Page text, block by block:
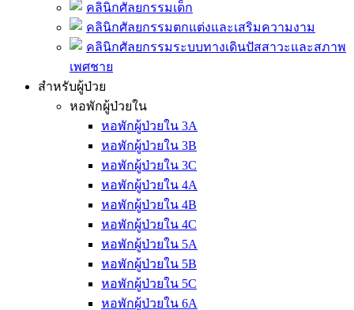
คลินิกศัลยกรรมเด็ก
คลินิกศัลยกรรมตกแต่งและเสริมความงาม
คลินิกศัลยกรรมระบบทางเดินปัสสาวะและสภาพ
เพศชาย
สำหรับผู้ป่วย
หอพักผู้ป่วยใน
หอพักผู้ป่วยใน 3A
หอพักผู้ป่วยใน 3B
หอพักผู้ป่วยใน 3C
หอพักผู้ป่วยใน 4A
หอพักผู้ป่วยใน 4B
หอพักผู้ป่วยใน 4C
หอพักผู้ป่วยใน 5A
หอพักผู้ป่วยใน 5B
หอพักผู้ป่วยใน 5C
หอพักผู้ป่วยใน 6A